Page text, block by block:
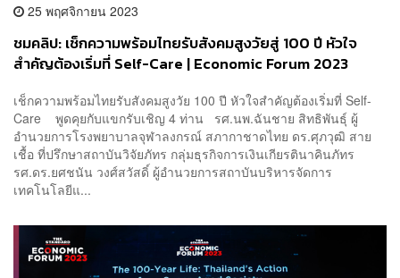
25 พฤศจิกายน 2023
ชมคลิป: เช็กความพร้อมไทยรับสังคมสูงวัยสู่ 100 ปี หัวใจ
สำคัญต้องเริ่มที่ Self-Care | Economic Forum 2023
เช็กความพร้อมไทยรับสังคมสูงวัย 100 ปี หัวใจสำคัญต้องเริ่มที่ Self-
Care พูดคุยกับแขกรับเชิญ 4 ท่าน รศ.นพ.ฉันชาย สิทธิพันธุ์ ผู้
อำนวยการโรงพยาบาลจุฬาลงกรณ์ สภากาชาดไทย ดร.ศุภวุฒิ สาย
เชื้อ ที่ปรึกษาสถาบันวิจัยภัทร กลุ่มธุรกิจการเงินเกียรตินาคินภัทร
รศ.ดร.ยศชนัน วงศ์สวัสดิ์ ผู้อำนวยการสถาบันบริหารจัดการ
เทคโนโลยีแ...